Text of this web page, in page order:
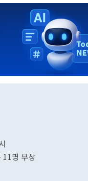
11명 부상